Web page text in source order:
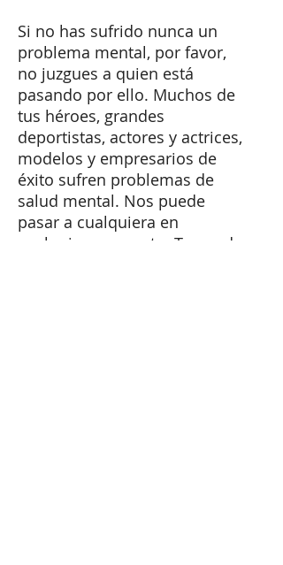
Si no has sufrido nunca un
problema mental, por favor,
no juzgues a quien está
pasando por ello. Muchos de
tus héroes, grandes
deportistas, actores y actrices,
modelos y empresarios de
éxito sufren problemas de
salud mental. Nos puede
pasar a cualquiera en
cualquier momento. Te puede